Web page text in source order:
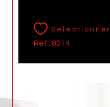
Sélectionner
Réf : 8014